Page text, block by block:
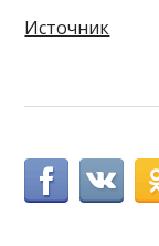
Источник